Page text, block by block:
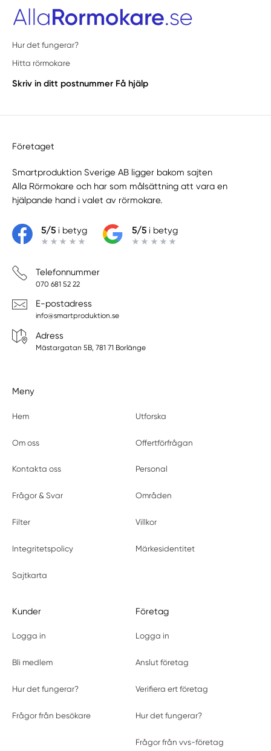
Hur det fungerar?
Hitta rörmokare
Skriv in ditt postnummer Få hjälp
Företaget
Smartproduktion Sverige AB ligger bakom sajten
Alla Rörmokare och har som målsättning att vara en
hjälpande hand i valet av rörmokare.
5/5i betyg 5/5i betyg
Telefonnummer
070 681 52 22
E-postadress
info@smartproduktion.se
Adress
Mästargatan 5B, 781 71 Borlänge
Meny
Hem Utforska
Om oss Offertförfrågan
Kontakta oss Personal
Frågor & Svar Områden
Filter Villkor
Integritetspolicy Märkesidentitet
Sajtkarta
Kunder
Logga in
Bli medlem
Hur det fungerar?
Frågor från besökare
Företag
Logga in
Anslut företag
Verifiera ert företag
Hur det fungerar?
Frågor från vvs-företag